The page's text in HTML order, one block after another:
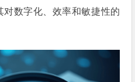
数字化、效率和敏捷性的